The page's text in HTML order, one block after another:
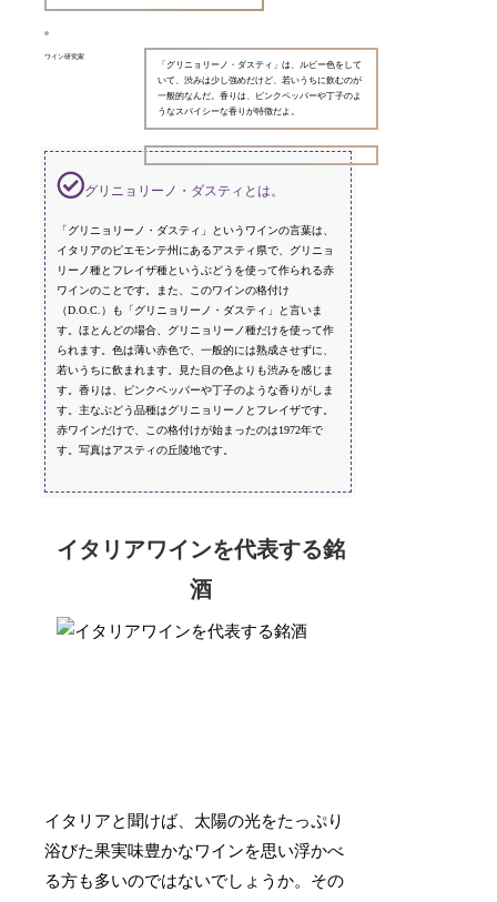
ワイン研究家
「グリニョリーノ・ダスティ」は、ルビー色をして
いて、渋みは少し強めだけど、若いうちに飲むのが
一般的なんだ。香りは、ピンクペッパーや丁子のよ
うなスパイシーな香りが特徴だよ。
グリニョリーノ・ダスティとは。
「グリニョリーノ・ダスティ」というワインの言葉は、
イタリアのピエモンテ州にあるアスティ県で、グリニョ
リーノ種とフレイザ種というぶどうを使って作られる赤
ワインのことです。また、このワインの格付け
（D.O.C.）も「グリニョリーノ・ダスティ」と言いま
す。ほとんどの場合、グリニョリーノ種だけを使って作
られます。色は薄い赤色で、一般的には熟成させずに、
若いうちに飲まれます。見た目の色よりも渋みを感じま
す。香りは、ピンクペッパーや丁子のような香りがしま
す。主なぶどう品種はグリニョリーノとフレイザです。
赤ワインだけで、この格付けが始まったのは1972年で
す。写真はアスティの丘陵地です。
イタリアワインを代表する銘
酒
イタリアと聞けば、太陽の光をたっぷり
浴びた果実味豊かなワインを思い浮かべ
る方も多いのではないでしょうか。その